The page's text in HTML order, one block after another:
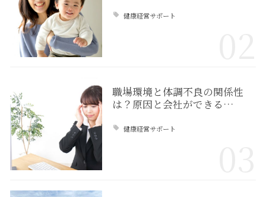
健康経営サポート
職場環境と体調不良の関係性
は？原因と会社ができる…
健康経営サポート